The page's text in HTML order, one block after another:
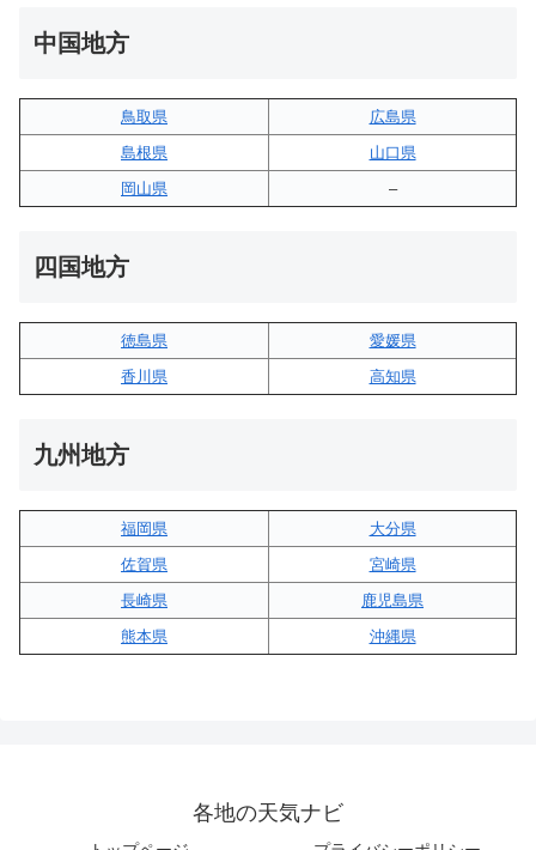
中国地方
鳥取県
広島県
島根県
山口県
岡山県
–
四国地方
徳島県
愛媛県
香川県
高知県
九州地方
福岡県
大分県
佐賀県
宮崎県
長崎県
鹿児島県
熊本県
沖縄県
各地の天気ナビ